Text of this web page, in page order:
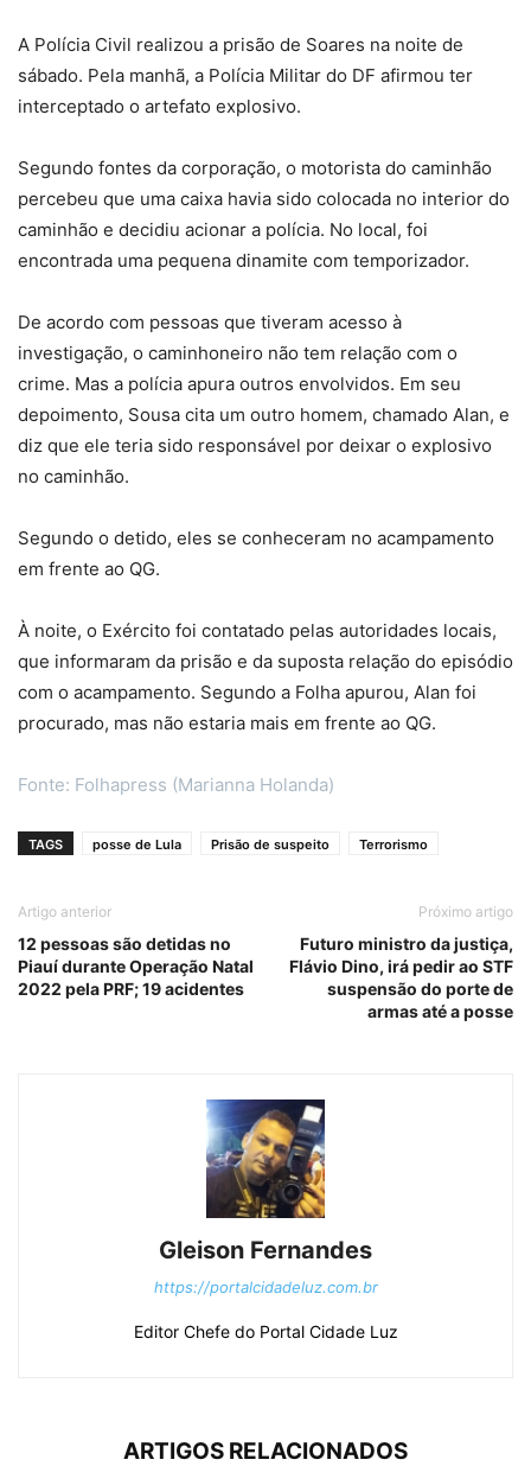
A Polícia Civil realizou a prisão de Soares na noite de
sábado. Pela manhã, a Polícia Militar do DF afirmou ter
interceptado o artefato explosivo.
Segundo fontes da corporação, o motorista do caminhão
percebeu que uma caixa havia sido colocada no interior do
caminhão e decidiu acionar a polícia. No local, foi
encontrada uma pequena dinamite com temporizador.
De acordo com pessoas que tiveram acesso à
investigação, o caminhoneiro não tem relação com o
crime. Mas a polícia apura outros envolvidos. Em seu
depoimento, Sousa cita um outro homem, chamado Alan, e
diz que ele teria sido responsável por deixar o explosivo
no caminhão.
Segundo o detido, eles se conheceram no acampamento
em frente ao QG.
À noite, o Exército foi contatado pelas autoridades locais,
que informaram da prisão e da suposta relação do episódio
com o acampamento. Segundo a Folha apurou, Alan foi
procurado, mas não estaria mais em frente ao QG.
Fonte: Folhapress (Marianna Holanda)
TAGS posse de Lula Prisão de suspeito Terrorismo
Artigo anterior
12 pessoas são detidas no
Piauí durante Operação Natal
2022 pela PRF; 19 acidentes
Próximo artigo
Futuro ministro da justiça,
Flávio Dino, irá pedir ao STF
suspensão do porte de
armas até a posse
Gleison Fernandes
https://portalcidadeluz.com.br
Editor Chefe do Portal Cidade Luz
ARTIGOS RELACIONADOS